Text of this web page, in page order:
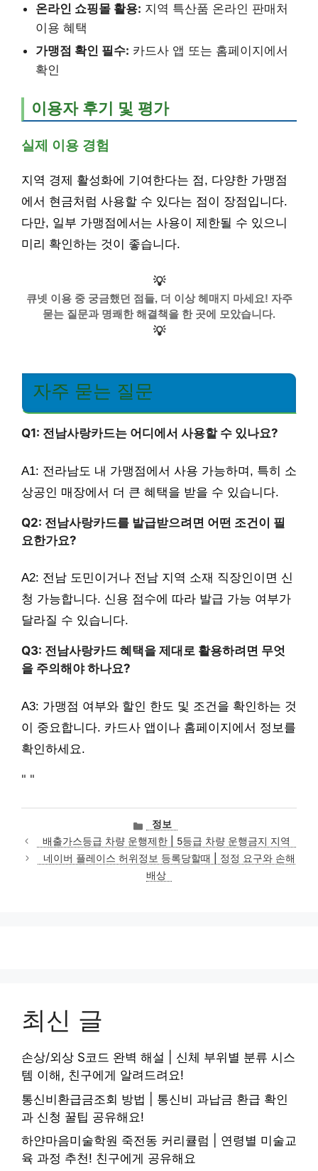
온라인 쇼핑몰 활용: 지역 특산품 온라인 판매처
이용 혜택
가맹점 확인 필수: 카드사 앱 또는 홈페이지에서
확인
이용자 후기 및 평가
실제 이용 경험
지역 경제 활성화에 기여한다는 점, 다양한 가맹점
에서 현금처럼 사용할 수 있다는 점이 장점입니다.
다만, 일부 가맹점에서는 사용이 제한될 수 있으니
미리 확인하는 것이 좋습니다.
💡
큐넷 이용 중 궁금했던 점들, 더 이상 헤매지 마세요! 자주
묻는 질문과 명쾌한 해결책을 한 곳에 모았습니다.
💡
자주 묻는 질문
Q1: 전남사랑카드는 어디에서 사용할 수 있나요?
A1: 전라남도 내 가맹점에서 사용 가능하며, 특히 소
상공인 매장에서 더 큰 혜택을 받을 수 있습니다.
Q2: 전남사랑카드를 발급받으려면 어떤 조건이 필
요한가요?
A2: 전남 도민이거나 전남 지역 소재 직장인이면 신
청 가능합니다. 신용 점수에 따라 발급 가능 여부가
달라질 수 있습니다.
Q3: 전남사랑카드 혜택을 제대로 활용하려면 무엇
을 주의해야 하나요?
A3: 가맹점 여부와 할인 한도 및 조건을 확인하는 것
이 중요합니다. 카드사 앱이나 홈페이지에서 정보를
확인하세요.
" "
카
테
고
리
정보
배출가스등급 차량 운행제한 | 5등급 차량 운행금지 지역
네이버 플레이스 허위정보 등록당할때 | 정정 요구와 손해
배상
최신 글
손상/외상 S코드 완벽 해설 | 신체 부위별 분류 시스
템 이해, 친구에게 알려드려요!
통신비환급금조회 방법 | 통신비 과납금 환급 확인
과 신청 꿀팁 공유해요!
하얀마음미술학원 죽전동 커리큘럼 | 연령별 미술교
육 과정 추천! 친구에게 공유해요